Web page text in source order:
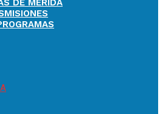
DE MÉRIDA